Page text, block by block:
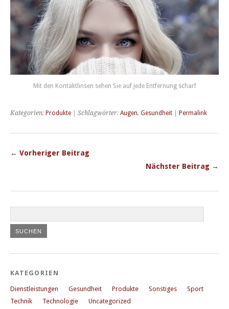
Mit den Kontaktlinsen sehen Sie auf jede Entfernung scharf
Kategorien: Produkte | Schlagwörter: Augen, Gesundheit Permalink
← Vorheriger Beitrag
Nächster Beitrag →
KATEGORIEN
Dienstleistungen Gesundheit Produkte Sonstiges
Sport
Technik
Technologie Uncategorized